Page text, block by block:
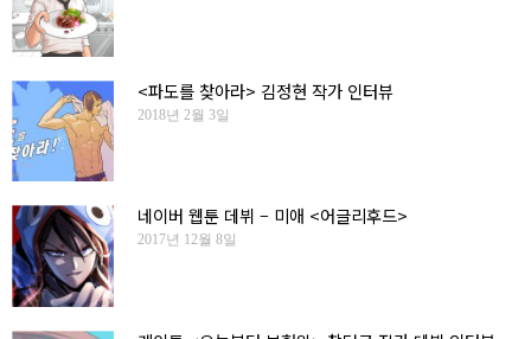
<파도를 찾아라> 김정현 작가 인터뷰
2018년 2월 3일
네이버 웹툰 데뷔 – 미애 <어글리후드>
2017년 12월 8일